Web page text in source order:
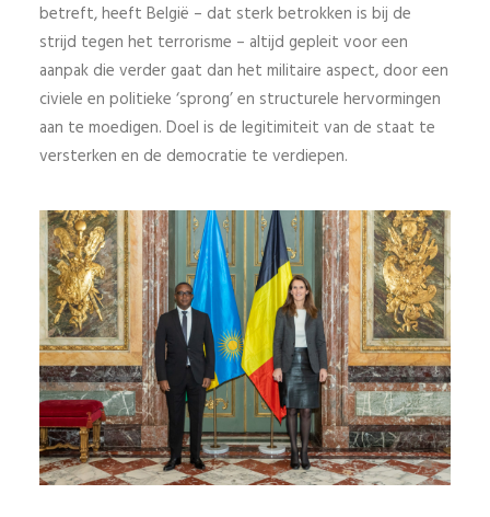
betreft, heeft België – dat sterk betrokken is bij de
strijd tegen het terrorisme – altijd gepleit voor een
aanpak die verder gaat dan het militaire aspect, door een
civiele en politieke ‘sprong’ en structurele hervormingen
aan te moedigen. Doel is de legitimiteit van de staat te
versterken en de democratie te verdiepen.